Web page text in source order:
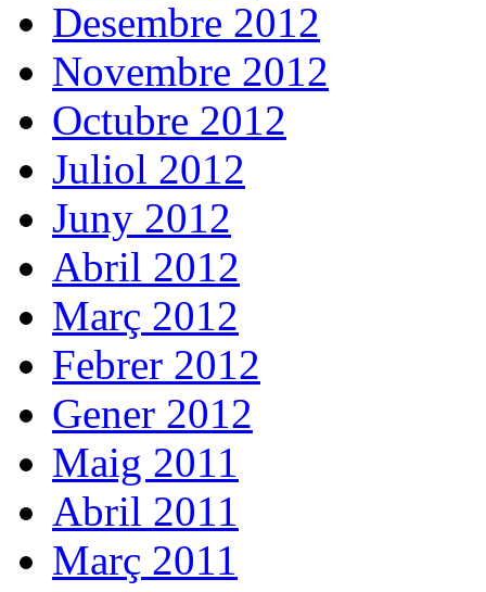
Desembre 2012
Novembre 2012
Octubre 2012
Juliol 2012
Juny 2012
Abril 2012
Març 2012
Febrer 2012
Gener 2012
Maig 2011
Abril 2011
Març 2011